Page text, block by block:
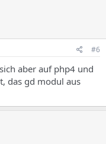
#6
aber auf php4 und
das gd modul aus